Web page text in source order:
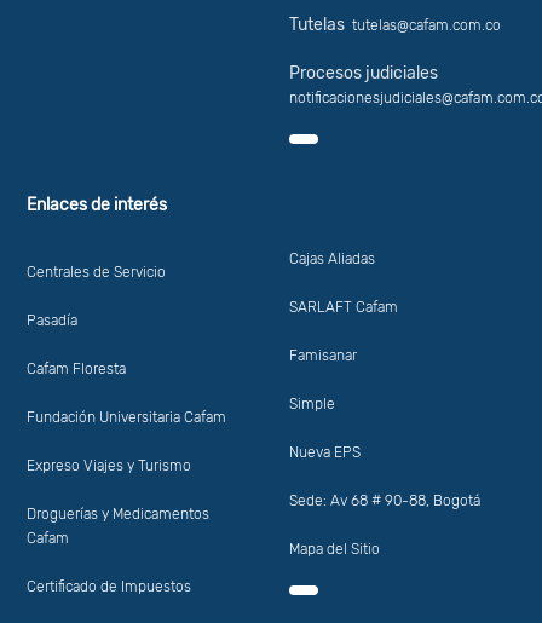
Tutelas tutelas@cafam.com.co
Procesos judiciales
Enlaces de interés
Centrales de Servicio
Pasadía
Cafam Floresta
Fundación Universitaria Cafam
Expreso Viajes y Turismo
Droguerías y Medicamentos
Cafam
Certificado de Impuestos
Cajas Aliadas
SARLAFT Cafam
Famisanar
Simple
Nueva EPS
Sede: Av 68 # 90-88, Bogotá
Mapa del Sitio